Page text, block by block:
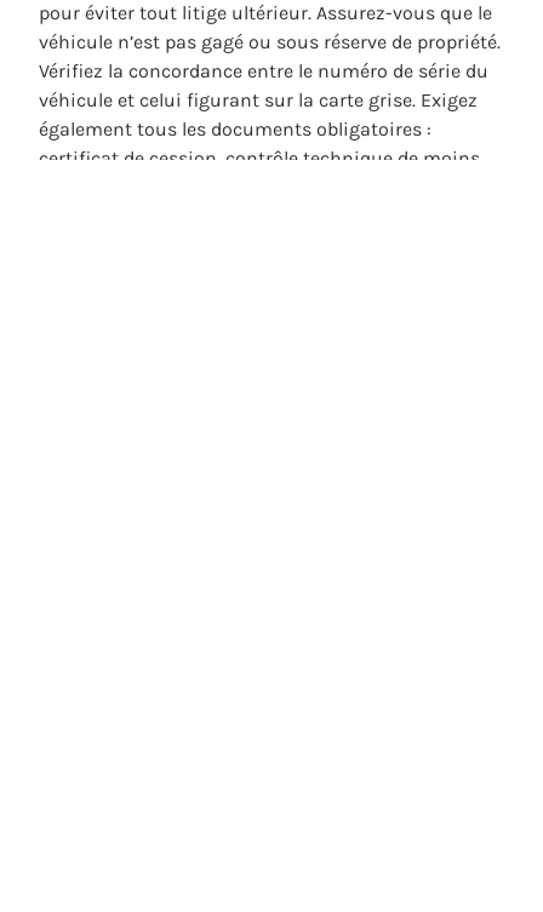
pour éviter tout litige ultérieur. Assurez-vous que le
véhicule n’est pas gagé ou sous réserve de propriété.
Vérifiez la concordance entre le numéro de série du
véhicule et celui figurant sur la carte grise. Exigez
également tous les documents obligatoires :
certificat de cession, contrôle technique de moins